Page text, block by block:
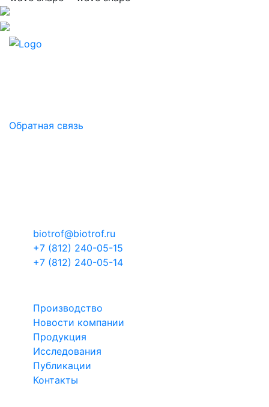
Обратная связь
biotrof@biotrof.ru
+7 (812) 240-05-15
+7 (812) 240-05-14
Производство
Новости компании
Продукция
Исследования
Публикации
Контакты